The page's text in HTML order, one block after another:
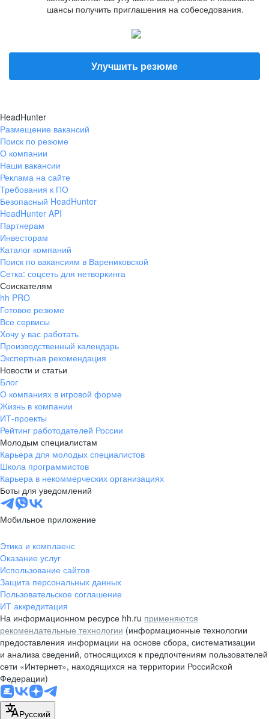
шансы получить приглашения на собеседования.
Улучшить резюме
HeadHunter
Размещение вакансий
Поиск по резюме
О компании
Наши вакансии
Реклама на сайте
Требования к ПО
Безопасный HeadHunter
HeadHunter API
Партнерам
Инвесторам
Каталог компаний
Поиск по вакансиям в Варениковской
Сетка: соцсеть для нетворкинга
Соискателям
hh PRO
Готовое резюме
Все сервисы
Хочу у вас работать
Производственный календарь
Экспертная рекомендация
Новости и статьи
Блог
О компаниях в игровой форме
Жизнь в компании
ИТ-проекты
Рейтинг работодателей России
Молодым специалистам
Карьера для молодых специалистов
Школа программистов
Карьера в некоммерческих организациях
Боты для уведомлений
Мобильное приложение
Этика и комплаенс
Оказание услуг
Использование сайтов
Защита персональных данных
Пользовательское соглашение
ИТ аккредитация
На информационном ресурсе hh.ru применяются
рекомендательные технологии (информационные технологии
предоставления информации на основе сбора, систематизации
и анализа сведений, относящихся к предпочтениям пользователей
сети «Интернет», находящихся на территории Российской
Федерации)
Русский